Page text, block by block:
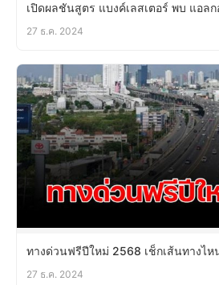
เปิดผลชันสูตร แบงค์เลสเตอร์ พบ แอล
27 ธ.ค. 2024
ทางด่วนฟรีปีใหม่ 2568 เช็กเส้นทางไห
27 ธ.ค. 2024